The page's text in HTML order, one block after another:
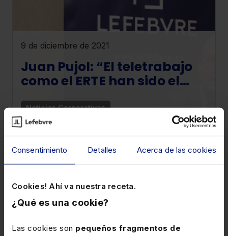
Consentimiento Detalles Acerca de las cookies
Cookies! Ahí va nuestra receta.
¿Qué es una cookie?
Las cookies son pequeños fragmentos de
9 de diciembre de 2021
Juan Pujol: “El teletrabajo
como el ERTE han sido el
empresas”
Noticias Corporativas
El periódico online RRHH Digital ha entrevistado
a Juan Pujol, presidente y miembro del Comité
Ejecutivo de nuestra compañía , para analizar